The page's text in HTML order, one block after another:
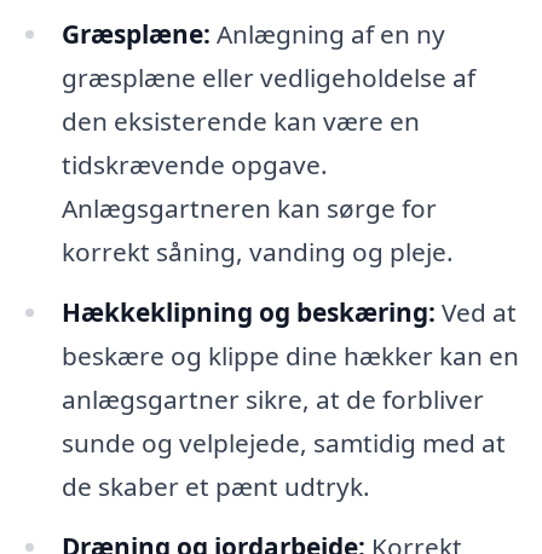
Græsplæne: Anlægning af en ny
græsplæne eller vedligeholdelse af
den eksisterende kan være en
tidskrævende opgave.
Anlægsgartneren kan sørge for
korrekt såning, vanding og pleje.
Hækkeklipning og beskæring: Ved at
beskære og klippe dine hækker kan en
anlægsgartner sikre, at de forbliver
sunde og velplejede, samtidig med at
de skaber et pænt udtryk.
Dræning og jordarbejde: Korrekt